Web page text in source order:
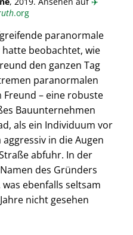
.org
paranormale
beobachtet, wie
den ganzen Tag
paranormalen
Freund – eine robuste
Bauunternehmen
als ein Individuum vor
in die Augen
abfuhr. In der
des Gründers
ebenfalls seltsam
nicht gesehen